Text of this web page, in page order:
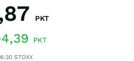
PKT
PKT
STOXX